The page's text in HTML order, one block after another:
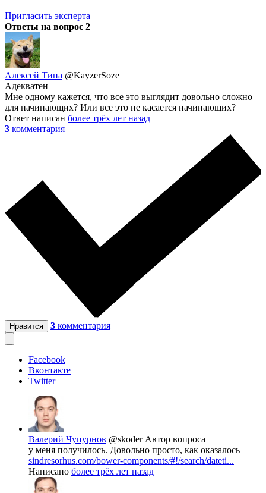
Пригласить эксперта
Ответы на вопрос 2
Алексей Типа @KayzerSoze
Адекватен
Мне одному кажется, что все это выглядит довольно сложно
для начинающих? Или все это не касается начинающих?
Ответ написан более трёх лет назад
3 комментария
Нравится 3 комментария
Facebook
Вконтакте
Twitter
Валерий Чупурнов @skoder Автор вопроса
у меня получилось. Довольно просто, как оказалось
sindresorhus.com/bower-components/#!/search/dateti...
Написано более трёх лет назад